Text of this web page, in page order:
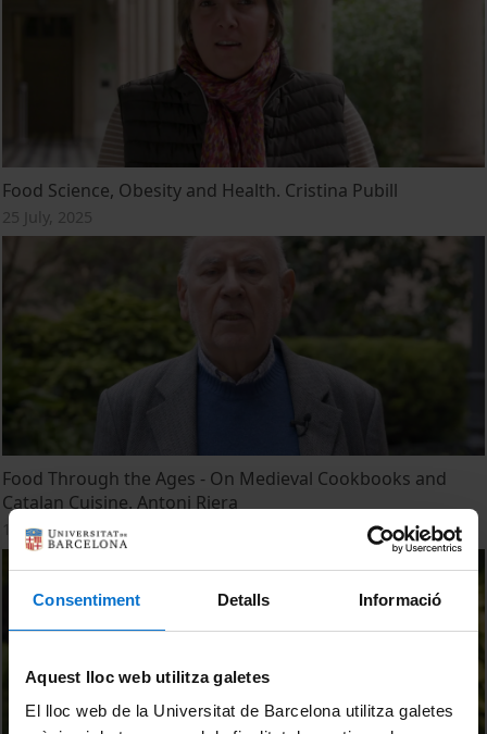
Consentiment Detalls Informació
Aquest lloc web utilitza galetes
El lloc web de la Universitat de Barcelona utilitza galetes
Food Science, Obesity and Health. Cristina Pubill
25 July, 2025
Food Through the Ages - On Medieval Cookbooks and
Catalan Cuisine. Antoni Riera
16 December, 2024